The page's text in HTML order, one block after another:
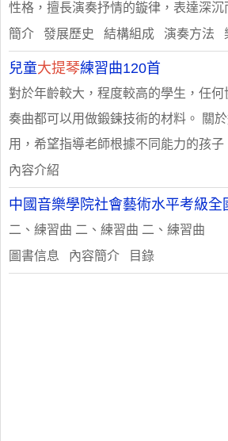
性格，擅長演奏抒情的鏇律，表達深沉
簡介 發展歷史 結構組成 演奏方法
兒童大提琴練習曲120首
對於年齡較大，程度較高的學生，任
奏曲都可以用做鍛鍊技術的材料。 關
用，希望指導老師根據不同能力的孩子
內容介紹
中國音樂學院社會藝術水平考級全
二、練習曲 二、練習曲 二、練習曲
圖書信息 內容簡介 目錄